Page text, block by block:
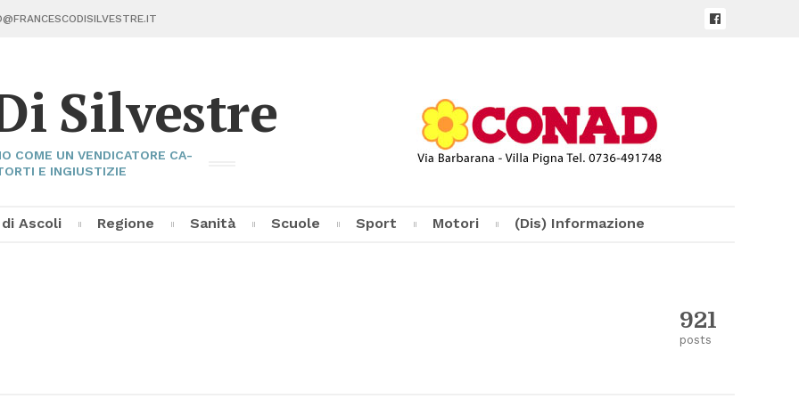
Sil­ve­stre
COME UN VEN­DI­CA­TO­RE CA­
E IN­GIU­STI­ZIE
Asco­li Re­gio­ne Sa­ni­tà Scuo­le Sport Mo­to­ri (Dis) In­for­ma­zio­ne
921
posts